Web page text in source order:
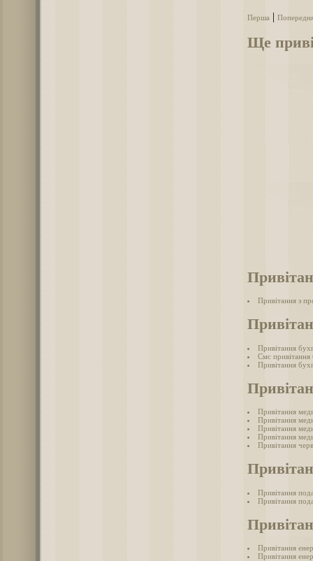
Перша
Ще
Привітання з
Привітання
Смс привітання
Привітання
Привітання
Привітання
Привітання
Привітання
Привітання
Привітання
Привітання
Привітання
Привітання